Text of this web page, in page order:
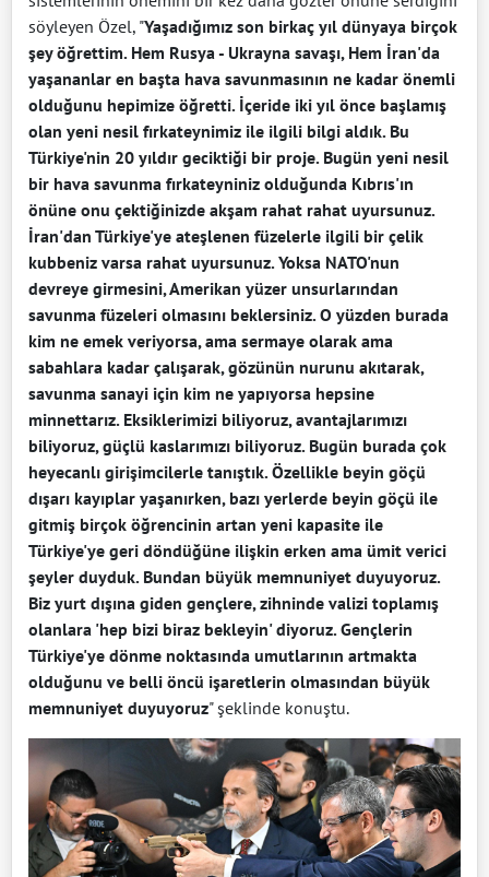
söyleyen Özel, "Yaşadığımız son birkaç yıl dünyaya birçok
şey öğrettim. Hem Rusya - Ukrayna savaşı, Hem İran'da
yaşananlar en başta hava savunmasının ne kadar önemli
olduğunu hepimize öğretti. İçeride iki yıl önce başlamış
olan yeni nesil fırkateynimiz ile ilgili bilgi aldık. Bu
Türkiye'nin 20 yıldır geciktiği bir proje. Bugün yeni nesil
bir hava savunma fırkateyniniz olduğunda Kıbrıs'ın
önüne onu çektiğinizde akşam rahat rahat uyursunuz.
İran'dan Türkiye'ye ateşlenen füzelerle ilgili bir çelik
kubbeniz varsa rahat uyursunuz.Yoksa NATO'nun
devreye girmesini, Amerikan yüzer unsurlarından
savunma füzeleri olmasını beklersiniz. O yüzden burada
kim ne emek veriyorsa, ama sermaye olarak ama
sabahlara kadar çalışarak, gözünün nurunu akıtarak,
savunma sanayi için kim ne yapıyorsa hepsine
minnettarız. Eksiklerimizi biliyoruz, avantajlarımızı
biliyoruz, güçlü kaslarımızı biliyoruz. Bugün burada çok
heyecanlı girişimcilerle tanıştık. Özellikle beyin göçü
dışarı kayıplar yaşanırken, bazı yerlerde beyin göçü ile
gitmiş birçok öğrencinin artan yeni kapasite ile
Türkiye'ye geri döndüğüne ilişkin erken ama ümit verici
şeyler duyduk. Bundan büyük memnuniyet duyuyoruz.
Biz yurt dışına giden gençlere, zihninde valizi toplamış
olanlara 'hep bizi biraz bekleyin' diyoruz. Gençlerin
Türkiye'ye dönme noktasında umutlarının artmakta
olduğunu ve belli öncü işaretlerin olmasından büyük
memnuniyet duyuyoruz" şeklinde konuştu.